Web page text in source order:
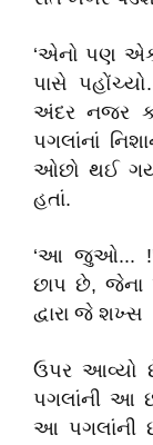
‘એનો પણ એક
પાસે
અંદર નજર
પગલાંનાં
ઓછો થઈ
હતાં.
‘આ જુઓ... !'
છાપ છે, જેના
દ્વારા જે શખ્સ
ઉપર આવ્યો
પગલાંની આ
આ પગલાંની